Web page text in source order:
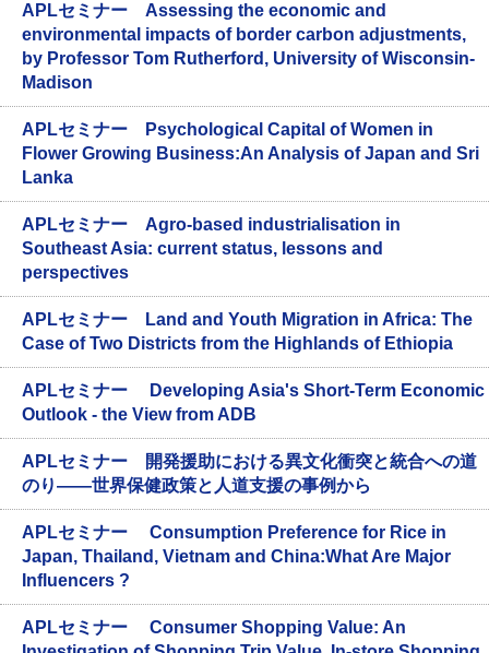
APLセミナー Assessing the economic and
environmental impacts of border carbon adjustments,
by Professor Tom Rutherford, University of Wisconsin-
Madison
APLセミナー Psychological Capital of Women in
Flower Growing Business:An Analysis of Japan and Sri
Lanka
APLセミナー Agro-based industrialisation in
Southeast Asia: current status, lessons and
perspectives
APLセミナー Land and Youth Migration in Africa: The
Case of Two Districts from the Highlands of Ethiopia
APLセミナー Developing Asia's Short-Term Economic
Outlook - the View from ADB
APLセミナー 開発援助における異文化衝突と統合への道
のり――世界保健政策と人道支援の事例から
APLセミナー Consumption Preference for Rice in
Japan, Thailand, Vietnam and China:What Are Major
Influencers ?
APLセミナー Consumer Shopping Value: An